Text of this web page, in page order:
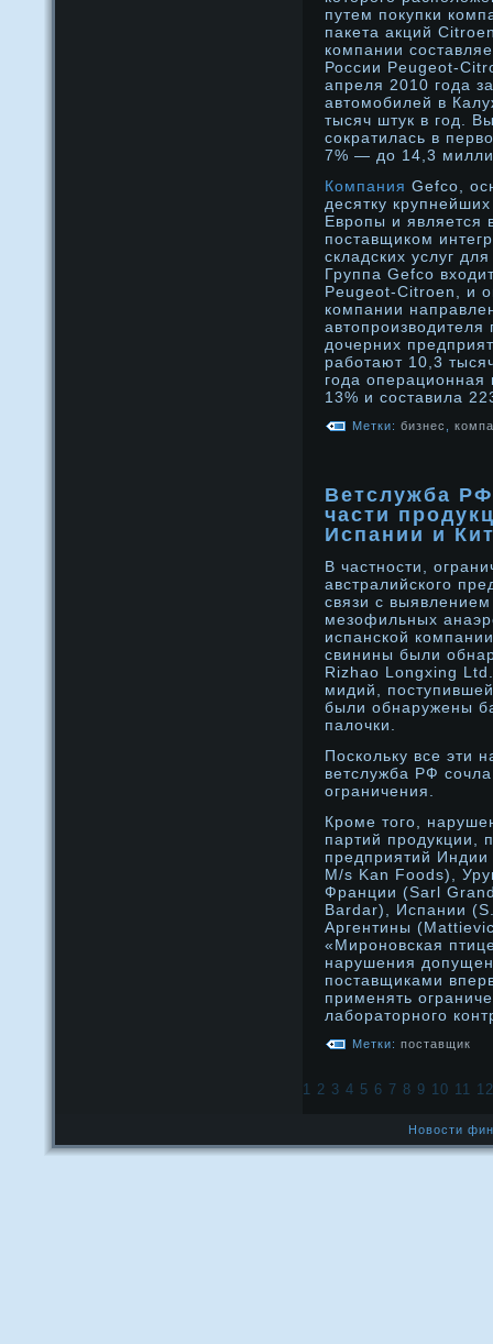
путем покупки
пакета акций
компании
России Peugeot-
апреля 2010 года
автомобилей в
тысяч штук в год.
сократилась в
7% — до 14,3
Компания Gefco,
десятку
Европы и
поставщиком
складских услуг
Группа Gefco
Peugeot-Citroen, и
компании
дочерних
работают 10,3
года
13% и составила
Метки: бизнес
Ветслужба
части
Испании и
В частности,
австралийского
связи с
мезофильных
испанской
свинины были
Rizhao Longxing
мидий,
были обнаружены
палочки.
Поскольку все эти
ветслужба РФ
ограничения.
Кроме того,
партий продукции,
предприятий
M/s Kan Foods),
Франции (Sarl
Bardar), Испании
Аргентины
«Мироновская
нарушения
поставщиками
применять
лабораторного
Метки: поставщик
1 2 3 4 5 6 7 8 9 10 11 12
Новости